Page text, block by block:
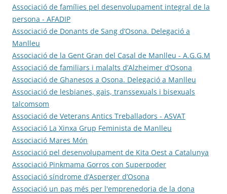
Associació de famílies pel desenvolupament integral de la
persona - AFADIP
Associació de Donants de Sang d’Osona. Delegació a
Manlleu
Associació de la Gent Gran del Casal de Manlleu - A.G.G.M
Associació de familiars i malalts d’Alzheimer d’Osona
Associació de Ghanesos a Osona. Delegació a Manlleu
Associació de lesbianes, gais, transsexuals i bisexuals
talcomsom
Associació de Veterans Antics Treballadors - ASVAT
Associació La Xinxa Grup Feminista de Manlleu
Associació Mares Món
Associació pel desenvolupament de Kita Oest a Catalunya
Associació Pinkmama Gorros con Superpoder
Associació síndrome d’Asperger d’Osona
Associació un pas més per l'emprenedoria de la dona